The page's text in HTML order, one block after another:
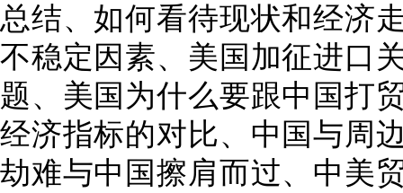
总结、如何看待现状和经济
不稳定因素、美国加征进口
题、美国为什么要跟中国打
经济指标的对比、中国与周
劫难与中国擦肩而过、中美